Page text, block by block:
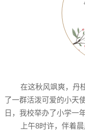
在这秋风飒爽，丹桂
了一群活泼可爱的小天
日，我校举办了小学一
上午8时许，伴着晨